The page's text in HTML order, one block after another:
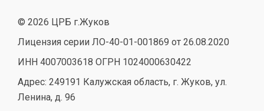
© 2026 ЦРБ г.Жуков
Лицензия серии ЛО-40-01-001869 от 26.08.2020
ИНН 4007003618 ОГРН 1024000630422
Адрес: 249191 Калужская область, г. Жуков, ул.
Ленина, д. 96